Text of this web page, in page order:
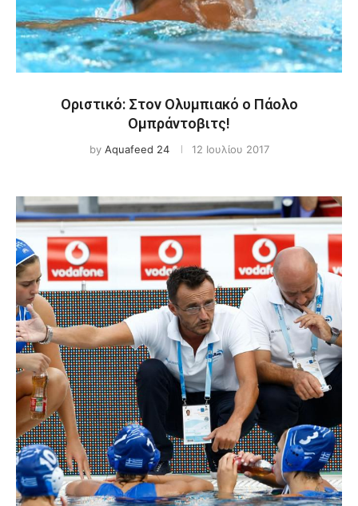
Οριστικό: Στον Ολυμπιακό ο Πάολο
Ομπράντοβιτς!
by Aquafeed 24 12 Ιουλίου 2017